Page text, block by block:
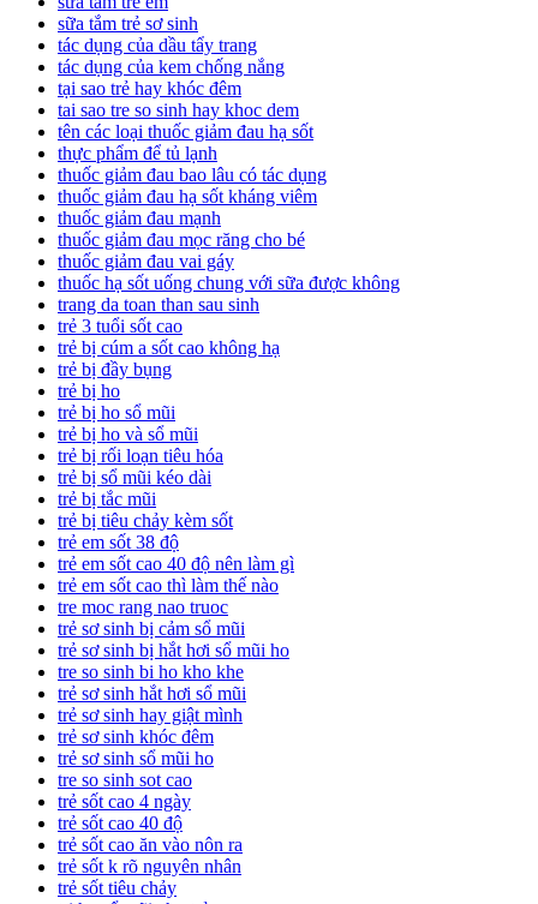
sữa tắm trẻ sơ sinh
tác dụng của dầu tẩy trang
tác dụng của kem chống nắng
tại sao trẻ hay khóc đêm
tai sao tre so sinh hay khoc dem
tên các loại thuốc giảm đau hạ sốt
thực phẩm để tủ lạnh
thuốc giảm đau bao lâu có tác dụng
thuốc giảm đau hạ sốt kháng viêm
thuốc giảm đau mạnh
thuốc giảm đau mọc răng cho bé
thuốc giảm đau vai gáy
thuốc hạ sốt uống chung với sữa được không
trang da toan than sau sinh
trẻ 3 tuổi sốt cao
trẻ bị cúm a sốt cao không hạ
trẻ bị đầy bụng
trẻ bị ho
trẻ bị ho sổ mũi
trẻ bị ho và sổ mũi
trẻ bị rối loạn tiêu hóa
trẻ bị sổ mũi kéo dài
trẻ bị tắc mũi
trẻ bị tiêu chảy kèm sốt
trẻ em sốt 38 độ
trẻ em sốt cao 40 độ nên làm gì
trẻ em sốt cao thì làm thế nào
tre moc rang nao truoc
trẻ sơ sinh bị cảm sổ mũi
trẻ sơ sinh bị hắt hơi sổ mũi ho
tre so sinh bi ho kho khe
trẻ sơ sinh hắt hơi sổ mũi
trẻ sơ sinh hay giật mình
trẻ sơ sinh khóc đêm
trẻ sơ sinh sổ mũi ho
tre so sinh sot cao
trẻ sốt cao 4 ngày
trẻ sốt cao 40 độ
trẻ sốt cao ăn vào nôn ra
trẻ sốt k rõ nguyên nhân
trẻ sốt tiêu chảy